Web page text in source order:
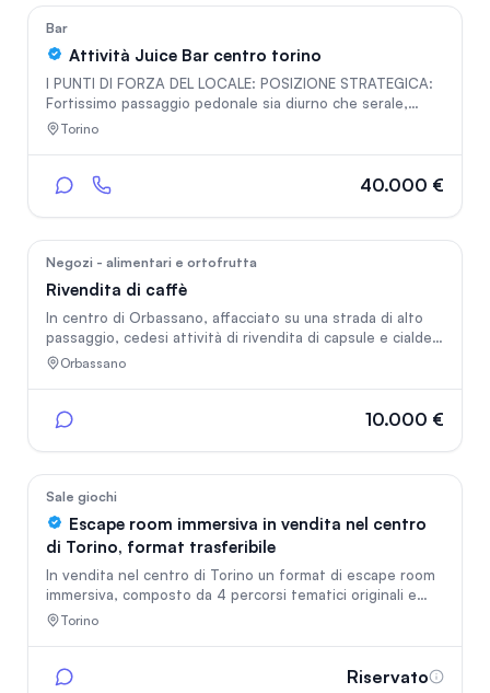
Bar
Attività Juice Bar centro torino
I PUNTI DI FORZA DEL LOCALE: POSIZIONE STRATEGICA:
Fortissimo passaggio pedonale sia diurno che serale,
clientela fidelizzata (residenti e uffici) e alto flusso
moderni in stile "urban green", ottima illuminazione e
completo che copre l'intera giornata lavorativa, dalla
caffetteria/colazioni ai pranzi leggeri (pancake salati,
piadine,f
Torino
40.000 €
Negozi - alimentari e ortofrutta
Rivendita di caffè
In centro di Orbassano, affacciato su una strada di alto
passaggio, cedesi attività di rivendita di capsule e cialde
di caffè torrefatto. L'attività è presente nel locale da
buone condizioni. Lo spazio espositivo è di circa 50 mq
una cantina. Il locale è dotato di serranda elettrica,
climatizzatore e antifurto.
Orbassano
10.000 €
Sale giochi
Escape room immersiva in vendita nel centro
di Torino, format trasferibile
In vendita nel centro di Torino un format di escape room
immersiva, composto da 4 percorsi tematici originali e
operativo da oltre 10 anni. L’attività è trasferibile e non
arredi, brand, sito web con prenotazioni online dirette,
Torino
Riservato